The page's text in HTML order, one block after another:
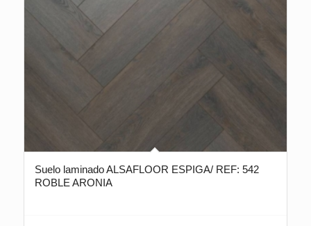
Suelo laminado ALSAFLOOR ESPIGA/ REF: 542
ROBLE ARONIA